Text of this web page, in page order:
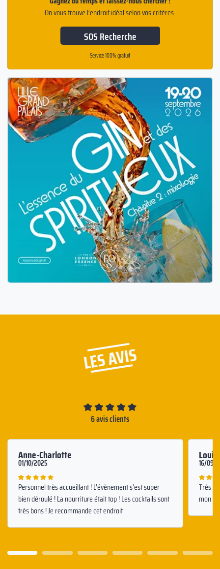
On vous trouve l’endroit idéal selon vos critères.
SOS Recherche
Service 100% gratuit
LES AVIS
6 avis clients
Anne-Charlotte
01/10/2025
Personnel très accueillant ! L’évènement s’est super
bien déroulé ! La nourriture était top ! Les cocktails sont
très bons ! Je recommande cet endroit
16/09/
Très
mon